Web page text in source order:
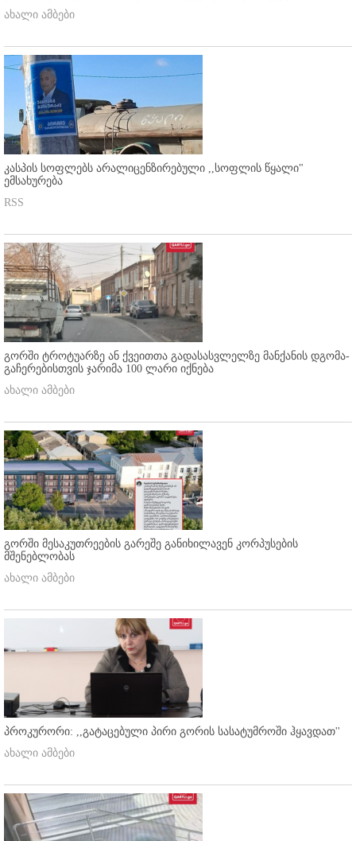
ახალი ამბები
კასპის სოფლებს არალიცენზირებული ,,სოფლის წყალი"
ემსახურება
RSS
გორში ტროტუარზე ან ქვეითთა გადასასვლელზე მანქანის დგომა-
გაჩერებისთვის ჯარიმა 100 ლარი იქნება
ახალი ამბები
გორში მესაკუთრეების გარეშე განიხილავენ კორპუსების
მშენებლობას
ახალი ამბები
პროკურორი: ,,გატაცებული პირი გორის სასატუმროში ჰყავდათ''
ახალი ამბები